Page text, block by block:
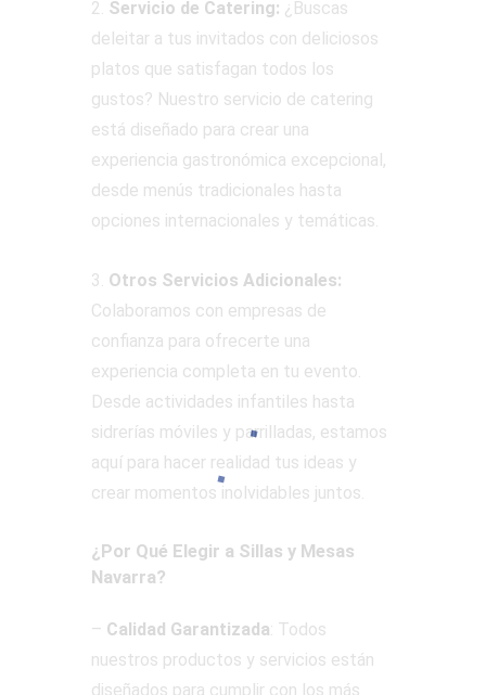
2. Servicio de Catering: ¿Buscas
deleitar a tus invitados con deliciosos
platos que satisfagan todos los
gustos? Nuestro servicio de catering
está diseñado para crear una
experiencia gastronómica excepcional,
desde menús tradicionales hasta
opciones internacionales y temáticas.
3. Otros Servicios Adicionales:
Colaboramos con empresas de
confianza para ofrecerte una
experiencia completa en tu evento.
Desde actividades infantiles hasta
sidrerías móviles y parrilladas, estamos
aquí para hacer realidad tus ideas y
crear momentos inolvidables juntos.
¿Por Qué Elegir a Sillas y Mesas
Navarra?
– Calidad Garantizada: Todos
nuestros productos y servicios están
diseñados para cumplir con los más